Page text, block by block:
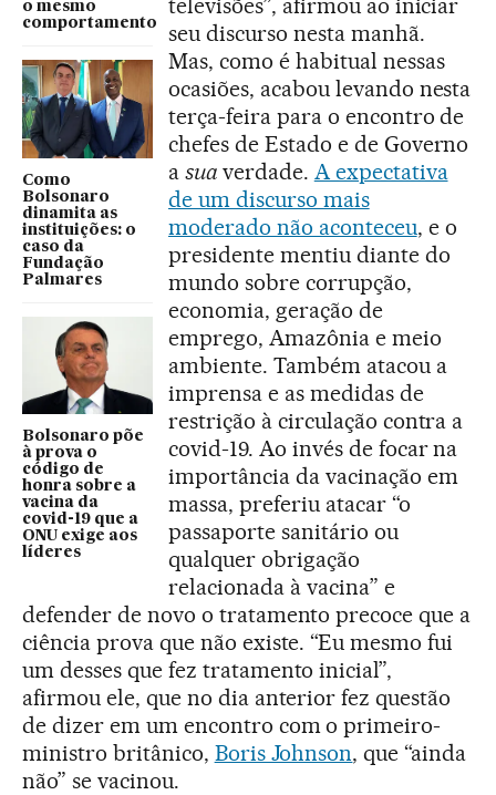
o mesmo
comportamento
Como
Bolsonaro
dinamita as
instituições: o
caso da
Fundação
Palmares
Bolsonaro põe
à prova o
código de
honra sobre a
vacina da
covid-19 que a
ONU exige aos
líderes
televisões”, afirmou ao iniciar
seu discurso nesta manhã.
Mas, como é habitual nessas
ocasiões, acabou levando nesta
terça-feira para o encontro de
chefes de Estado e de Governo
a sua verdade. A expectativa
de um discurso mais
moderado não aconteceu, e o
presidente mentiu diante do
mundo sobre corrupção,
economia, geração de
emprego, Amazônia e meio
ambiente. Também atacou a
imprensa e as medidas de
restrição à circulação contra a
covid-19. Ao invés de focar na
importância da vacinação em
massa, preferiu atacar “o
passaporte sanitário ou
qualquer obrigação
relacionada à vacina” e
defender de novo o tratamento precoce que a
ciência prova que não existe. “Eu mesmo fui
um desses que fez tratamento inicial”,
afirmou ele, que no dia anterior fez questão
de dizer em um encontro com o primeiro-
ministro britânico, Boris Johnson, que “ainda
não” se vacinou.